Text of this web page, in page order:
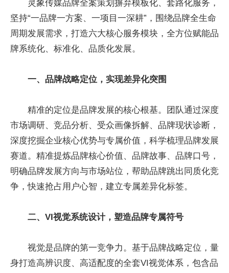
灵象传媒品牌全案策划摒弃模板化、套路化服务，
坚持“一品牌一方案、一项目一深耕”，围绕品牌全生命
周期发展需求，打造六大核心服务模块，全方位赋能品
牌系统化、标准化、品质化发展。
一、品牌战略定位，实现差异化突围
精准的定位是品牌发展的核心根基。团队通过深度
市场调研、竞品分析、受众画像拆解、品牌现状诊断，
深度挖掘企业核心优势与专属价值，科学梳理品牌发展
赛道。精准提炼品牌核心价值、品牌故事、品牌口号，
明确品牌发展方向与市场站位，帮助品牌跳出同质化竞
争，快速抢占用户心智，建立专属差异化标签。
二、 VI 视觉系统设计，塑造品牌专属符号
视觉是品牌的第一竞争力。基于品牌战略定位，量
身打造高辨识度、高适配度的全套VI视觉体系，包含品